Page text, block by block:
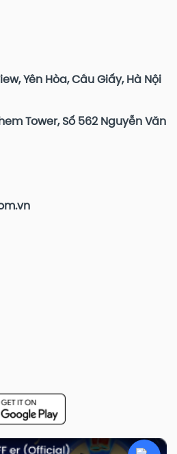
Yên Hòa, Cầu Giấy, Hà Nội
Tower, Số 562 Nguyễn Văn